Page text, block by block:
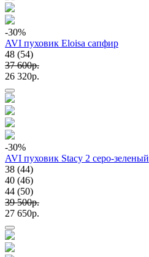
-30%
AVI пуховик Eloisa сапфир
48 (54)
37 600p.
26 320p.
-30%
AVI пуховик Stacy 2 серо-зеленый
38 (44)
40 (46)
44 (50)
39 500p.
27 650p.